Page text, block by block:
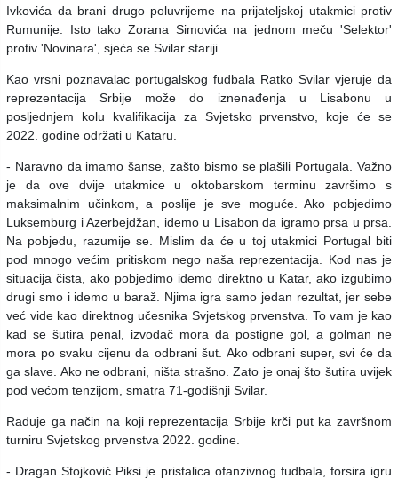
Ivkovića da brani drugo poluvrijeme na prijateljskoj utakmici protiv
Rumunije. Isto tako Zorana Simovića na jednom meču 'Selektor'
protiv 'Novinara', sjeća se Svilar stariji.
Kao vrsni poznavalac portugalskog fudbala Ratko Svilar vjeruje da
reprezentacija Srbije može do iznenađenja u Lisabonu u
posljednjem kolu kvalifikacija za Svjetsko prvenstvo, koje će se
2022. godine održati u Kataru.
- Naravno da imamo šanse, zašto bismo se plašili Portugala. Važno
je da ove dvije utakmice u oktobarskom terminu završimo s
maksimalnim učinkom, a poslije je sve moguće. Ako pobjedimo
Luksemburg i Azerbejdžan, idemo u Lisabon da igramo prsa u prsa.
Na pobjedu, razumije se. Mislim da će u toj utakmici Portugal biti
pod mnogo većim pritiskom nego naša reprezentacija. Kod nas je
situacija čista, ako pobjedimo idemo direktno u Katar, ako izgubimo
drugi smo i idemo u baraž. Njima igra samo jedan rezultat, jer sebe
već vide kao direktnog učesnika Svjetskog prvenstva. To vam je kao
kad se šutira penal, izvođač mora da postigne gol, a golman ne
mora po svaku cijenu da odbrani šut. Ako odbrani super, svi će da
ga slave. Ako ne odbrani, ništa strašno. Zato je onaj što šutira uvijek
pod većom tenzijom, smatra 71-godišnji Svilar.
Raduje ga način na koji reprezentacija Srbije krči put ka završnom
turniru Svjetskog prvenstva 2022. godine.
- Dragan Stojković Piksi je pristalica ofanzivnog fudbala, forsira igru